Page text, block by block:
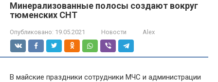
Минерализованные полосы создают вокруг
тюменских СНТ
Опубликовано: 19.05.2021 Новости Alex
В майские праздники сотрудники МЧС и администрации